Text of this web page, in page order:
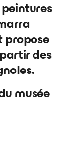
peintures
propose
des
musée